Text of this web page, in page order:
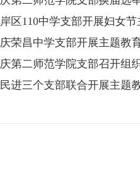
区110中学支部开展妇女节
荣昌中学支部开展主题教
第二师范学院支部召开组
进三个支部联合开展主题